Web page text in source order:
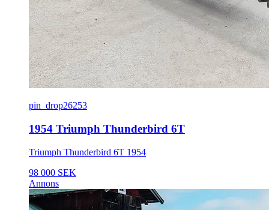
pin_drop26253
1954 Triumph Thunderbird 6T
Triumph Thunderbird 6T 1954
98 000 SEK
Annons